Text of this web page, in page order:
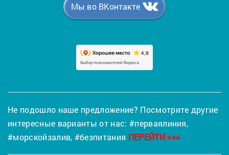
Мы во ВКонтакте
Не подошло наше предложение? Посмотрите другие
интересные варианты от нас: #перваялиния,
#морскойзалив, #безпитания ПЕРЕЙТИ >>>